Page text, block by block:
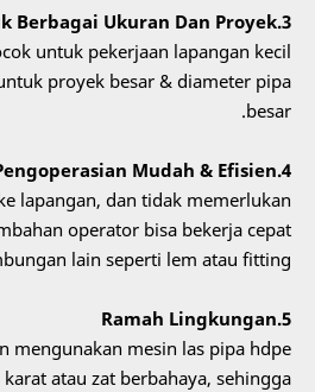
3.Cocok Untuk Berbagai Ukuran Dan Proyek
untuk pekerjaan lapangan kecil.
proyek besar & diameter pipa
besar.
4.Pengoperasian Mudah & Efisien
lapangan, dan tidak memerlukan
operator bisa bekerja cepat
lain seperti lem atau fitting.
5.Ramah Lingkungan
mengunakan mesin las pipa hdpe
atau zat berbahaya, sehingga